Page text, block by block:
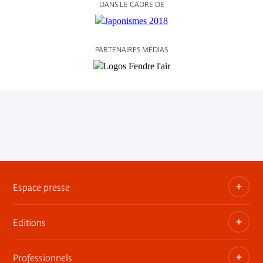
DANS LE CADRE DE
PARTENAIRES MÉDIAS
Espace presse
Dossiers, communiqués, bandes annonces
Contact presse
Editions
Professionnels